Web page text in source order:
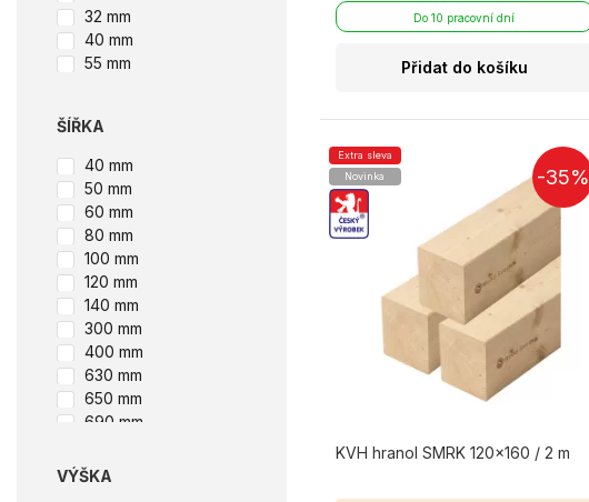
Do 10 pracovní dní
Přidat do košíku
-35%
Extra sleva
Novinka
KVH hranol SMRK 120×160 / 2 m
3 m
3.0 m
3.5 m
4.5 m
5 m
5.0 m
6 m
7 m
8 m
9 m
10 m
11 m
12 m
13 m
32 mm
40 mm
55 mm
ŠÍŘKA
40 mm
50 mm
60 mm
80 mm
100 mm
120 mm
140 mm
300 mm
400 mm
630 mm
650 mm
690 mm
VÝŠKA